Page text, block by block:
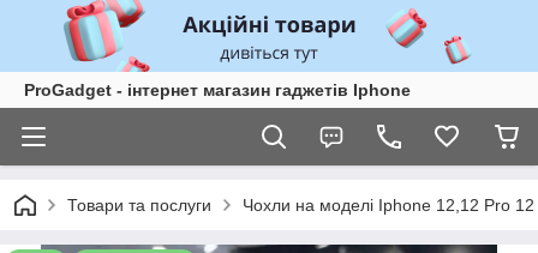
ProGadget - iнтернет магазин гаджетів Iphone
Товари та послуги Чохли на моделі Iphone 12,12 Pro